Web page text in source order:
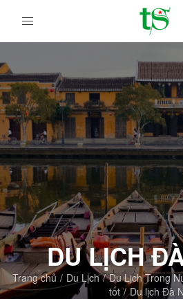
Tour
Lịch
Việt
Nam
Từ
Bắc
Vào
Nam
|
Trường
Sa
Tourist
DMC
DU LỊCH
Trang chủ Du Lịch
Du Lịch Trong
tốt
Du lịch Đà